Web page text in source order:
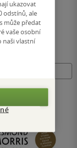
Morris
ukazovat
odstínů, ale
může předat
vaše osobní
naši vlastní